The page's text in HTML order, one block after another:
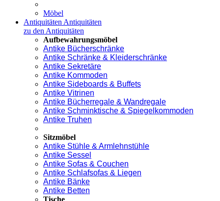
Möbel
Antiquitäten Antiquitäten
zu den Antiquitäten
Aufbewahrungsmöbel
Antike Bücherschränke
Antike Schränke & Kleiderschränke
Antike Sekretäre
Antike Kommoden
Antike Sideboards & Buffets
Antike Vitrinen
Antike Bücherregale & Wandregale
Antike Schminktische & Spiegelkommoden
Antike Truhen
Sitzmöbel
Antike Stühle & Armlehnstühle
Antike Sessel
Antike Sofas & Couchen
Antike Schlafsofas & Liegen
Antike Bänke
Antike Betten
Tische